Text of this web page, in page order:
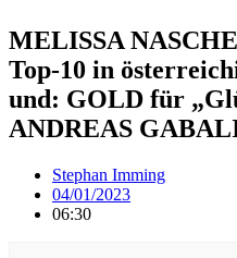
MELISSA
Top-10 in
und: GOLD für
ANDREAS
Stephan Imming
04/01/2023
06:30